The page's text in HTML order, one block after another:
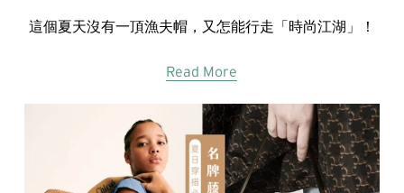
這個夏天沒有一頂漁夫帽，又怎能行走「時尚江湖」！
Read More